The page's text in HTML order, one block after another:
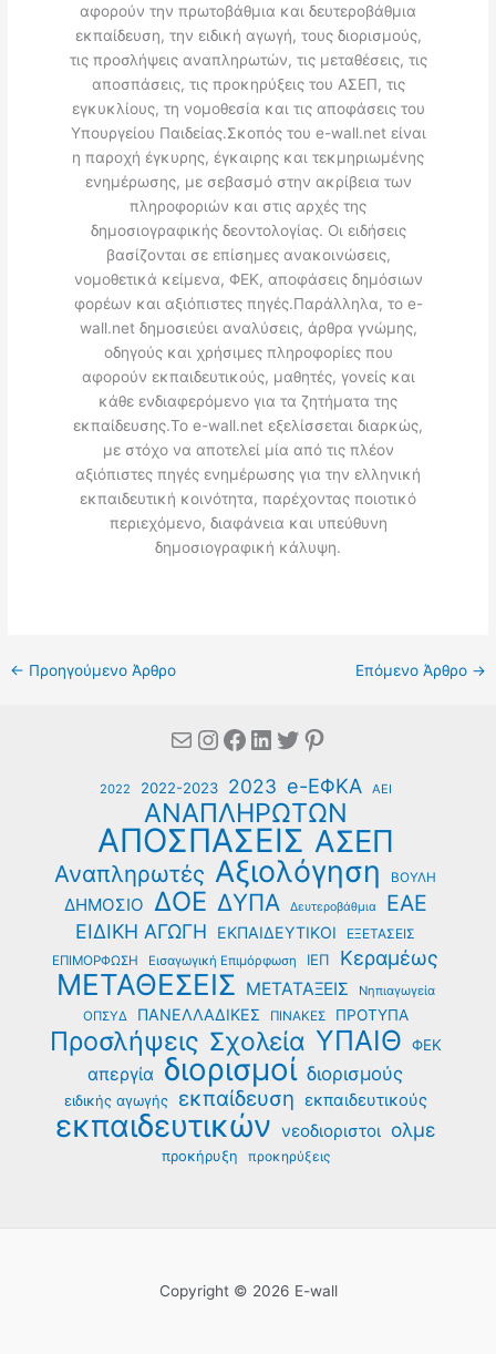
αφορούν την πρωτοβάθμια και δευτεροβάθμια
εκπαίδευση, την ειδική αγωγή, τους διορισμούς,
τις προσλήψεις αναπληρωτών, τις μεταθέσεις, τις
αποσπάσεις, τις προκηρύξεις του ΑΣΕΠ, τις
εγκυκλίους, τη νομοθεσία και τις αποφάσεις του
Υπουργείου Παιδείας.Σκοπός του e-wall.net είναι
η παροχή έγκυρης, έγκαιρης και τεκμηριωμένης
ενημέρωσης, με σεβασμό στην ακρίβεια των
πληροφοριών και στις αρχές της
δημοσιογραφικής δεοντολογίας. Οι ειδήσεις
βασίζονται σε επίσημες ανακοινώσεις,
νομοθετικά κείμενα, ΦΕΚ, αποφάσεις δημόσιων
φορέων και αξιόπιστες πηγές.Παράλληλα, το e-
wall.net δημοσιεύει αναλύσεις, άρθρα γνώμης,
οδηγούς και χρήσιμες πληροφορίες που
αφορούν εκπαιδευτικούς, μαθητές, γονείς και
κάθε ενδιαφερόμενο για τα ζητήματα της
εκπαίδευσης.Το e-wall.net εξελίσσεται διαρκώς,
με στόχο να αποτελεί μία από τις πλέον
αξιόπιστες πηγές ενημέρωσης για την ελληνική
εκπαιδευτική κοινότητα, παρέχοντας ποιοτικό
περιεχόμενο, διαφάνεια και υπεύθυνη
δημοσιογραφική κάλυψη.
← Προηγούμενο Άρθρο Επόμενο Άρθρο →
MailInstagram
Facebook
Linkedin
Twitter
Pinterest
2022 2022-2023 2023 e-ΕΦΚΑ ΑΕΙ
ΑΝΑΠΛΗΡΩΤΩΝ
ΑΠΟΣΠΑΣΕΙΣ ΑΣΕΠ
Αναπληρωτές Αξιολόγηση ΒΟΥΛΗ
ΔΗΜΟΣΙΟ ΔΟΕ ΔΥΠΑ Δευτεροβάθμια ΕΑΕ
ΕΙΔΙΚΗ ΑΓΩΓΗ ΕΚΠΑΙΔΕΥΤΙΚΟΙ ΕΞΕΤΑΣΕΙΣ
ΕΠΙΜΟΡΦΩΣΗ Εισαγωγική Επιμόρφωση ΙΕΠ Κεραμέως
ΜΕΤΑΘΕΣΕΙΣ ΜΕΤΑΤΑΞΕΙΣ
Νηπιαγωγεία
ΟΠΣΥΔ
ΠΑΝΕΛΛΑΔΙΚΕΣ ΠΙΝΑΚΕΣ ΠΡΟΤΥΠΑ
Προσλήψεις Σχολεία ΥΠΑΙΘ ΦΕΚ
απεργία διορισμοί διορισμούς
ειδικής αγωγής εκπαίδευση εκπαιδευτικούς
εκπαιδευτικών νεοδιοριστοι ολμε
προκήρυξη προκηρύξεις
Copyright © 2026 E-wall